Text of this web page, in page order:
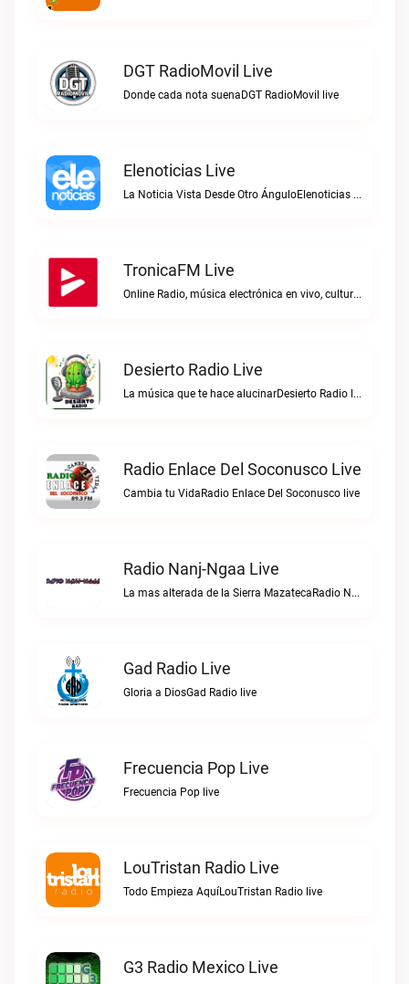
DGT RadioMovil Live
Donde cada nota suenaDGT RadioMovil live
Elenoticias Live
La Noticia Vista Desde Otro ÁnguloElenoticias live
TronicaFM Live
Online Radio, música electrónica en vivo, cultura electrónica, Top 10 semanal, videos, descargasTronicaFM live
Desierto Radio Live
La música que te hace alucinarDesierto Radio live
Radio Enlace Del Soconusco Live
Cambia tu VidaRadio Enlace Del Soconusco live
Radio Nanj-Ngaa Live
La mas alterada de la Sierra MazatecaRadio Nanj-Ngaa live
Gad Radio Live
Gloria a DiosGad Radio live
Frecuencia Pop Live
Frecuencia Pop live
LouTristan Radio Live
Todo Empieza AquíLouTristan Radio live
G3 Radio Mexico Live